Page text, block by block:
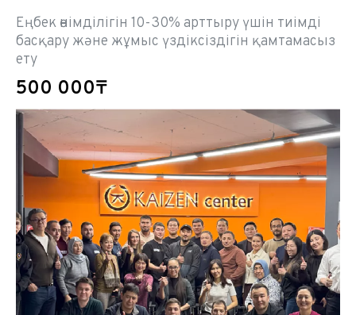
Еңбек өнімділігін 10-30% арттыру үшін тиімді
басқару және жұмыс үздіксіздігін қамтамасыз
ету
500 000₸